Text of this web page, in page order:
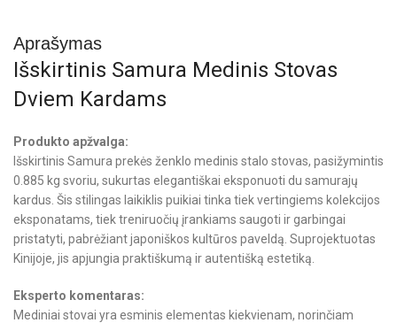
Aprašymas
Išskirtinis Samura Medinis Stovas
Dviem Kardams
Produkto apžvalga:
Išskirtinis Samura prekės ženklo medinis stalo stovas, pasižymintis
0.885 kg svoriu, sukurtas elegantiškai eksponuoti du samurajų
kardus. Šis stilingas laikiklis puikiai tinka tiek vertingiems kolekcijos
eksponatams, tiek treniruočių įrankiams saugoti ir garbingai
pristatyti, pabrėžiant japoniškos kultūros paveldą. Suprojektuotas
Kinijoje, jis apjungia praktiškumą ir autentišką estetiką.
Eksperto komentaras:
Mediniai stovai yra esminis elementas kiekvienam, norinčiam